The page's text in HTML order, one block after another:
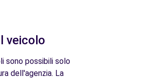
veicolo
sono possibili solo
dell'agenzia. La